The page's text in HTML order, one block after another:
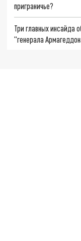
приграничье?
Три главных инсайда
"генерала